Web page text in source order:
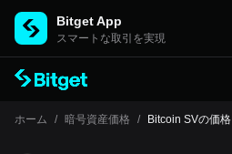
Bitget App
スマートな取引を実現
ホーム / 暗号資産価格 / Bitcoin SVの価格